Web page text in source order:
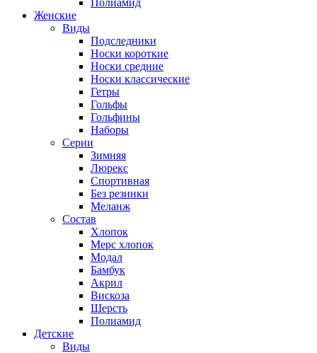
Женские
Виды
Подследники
Носки короткие
Носки средние
Носки классические
Гетры
Гольфы
Гольфины
Наборы
Серии
Зимняя
Люрекс
Спортивная
Без резинки
Меланж
Состав
Хлопок
Мерс хлопок
Модал
Бамбук
Акрил
Вискоза
Шерсть
Полиамид
Детские
Виды